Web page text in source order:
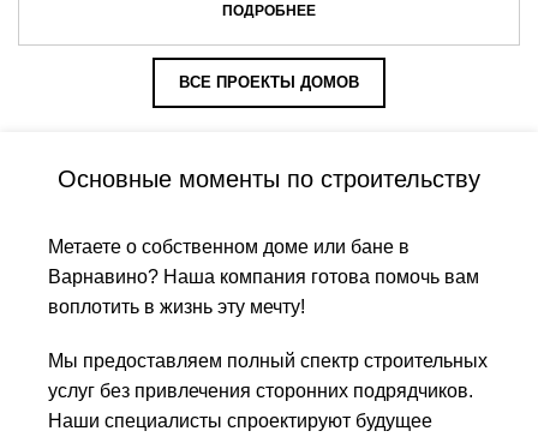
ПОДРОБНЕЕ
ВСЕ ПРОЕКТЫ ДОМОВ
Основные моменты по строительству
Метаете о собственном доме или бане в
Варнавино? Наша компания готова помочь вам
воплотить в жизнь эту мечту!
Мы предоставляем полный спектр строительных
услуг без привлечения сторонних подрядчиков.
Наши специалисты спроектируют будущее